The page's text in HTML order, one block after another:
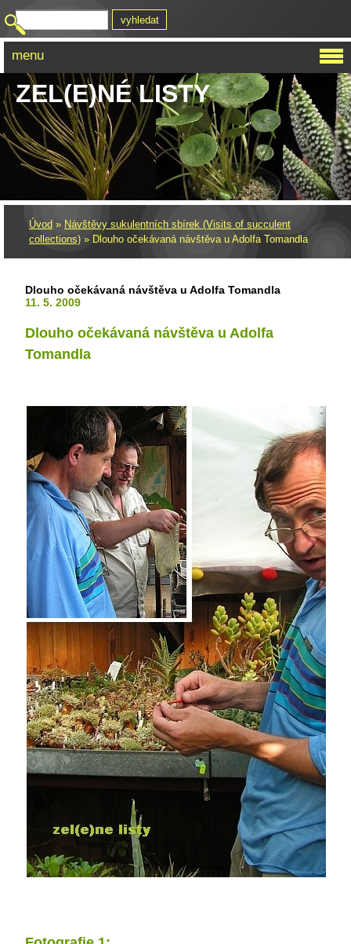
ZEL(E)NÉ LISTY
Úvod » Návštěvy sukulentních sbírek (Visits of succulent
collections) » Dlouho očekávaná návštěva u Adolfa Tomandla
Dlouho očekávaná návštěva u Adolfa Tomandla
11. 5. 2009
Dlouho očekávaná návštěva u Adolfa
Tomandla
menu